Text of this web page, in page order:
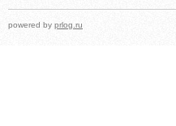
powered by prlog.ru